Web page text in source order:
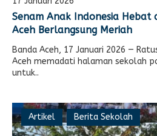
Ekonomi Kreatif
E-LEARNING
ABSENSI
Absensi Guru
Senam Anak Indonesia Hebat
Aceh Berlangsung Meriah
Banda Aceh, 17 Januari 2026 —
Aceh memadati halaman sekolah
untuk..
Artikel Berita Sekolah